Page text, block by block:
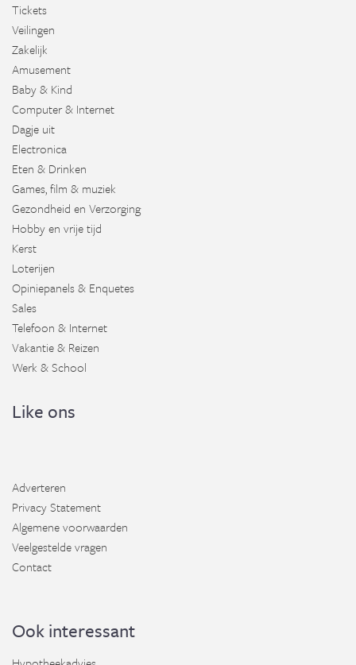
Tickets
Veilingen
Zakelijk
Amusement
Baby & Kind
Computer & Internet
Dagje uit
Electronica
Eten & Drinken
Games, film & muziek
Gezondheid en Verzorging
Hobby en vrije tijd
Kerst
Loterijen
Opiniepanels & Enquetes
Sales
Telefoon & Internet
Vakantie & Reizen
Werk & School
Like ons
Adverteren
Privacy Statement
Algemene voorwaarden
Veelgestelde vragen
Contact
Ook interessant